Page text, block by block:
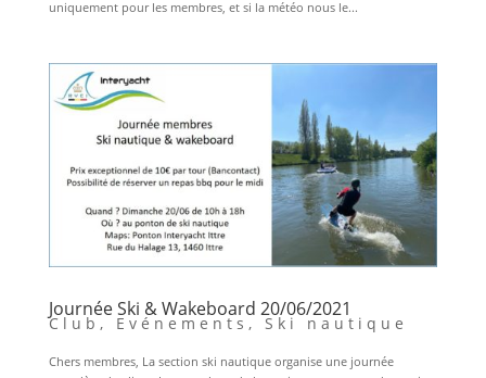
uniquement pour les membres, et si la météo nous le...
Journée Ski & Wakeboard 20/06/2021
Club , Evénements , Ski nautique
Chers membres, La section ski nautique organise une journée